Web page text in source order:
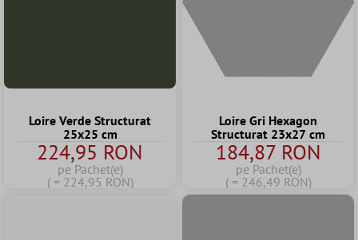
Loire Verde Structurat
25x25 cm
224,95 RON
pe Pachet(e)
( = 224,95 RON)
Loire Gri Hexagon
Structurat 23x27 cm
184,87 RON
pe Pachet(e)
( = 246,49 RON)